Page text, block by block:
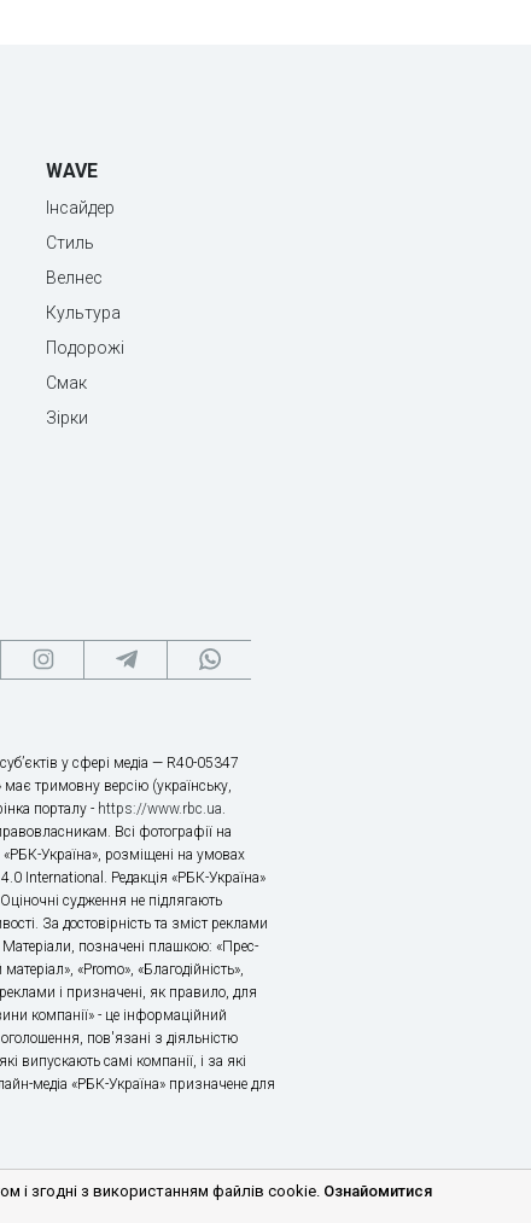
WAVE
Інсайдер
Стиль
Велнес
Культура
Подорожі
Смак
Зірки
у сфері медіа — R40-05347
тримовну версію (українську,
порталу - https://www.rbc.ua.
Всі фотографії на
Україна», розміщені на умовах
International. Редакція «РБК-Україна»
судження не підлягають
За достовірність та зміст реклами
Матеріали, позначені плашкою: «Прес-
«Promo», «Благодійність»,
і призначені, як правило, для
компанії» - це інформаційний
пов'язані з діяльністю
випускають самі компанії, і за які
медіа «РБК-Україна» призначене для
і згодні з використанням файлів cookie. Ознайомитися